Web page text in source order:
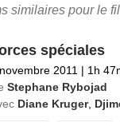
similaires pour le
spéciales
2011 | 1h
Stephane Rybojad
Diane Kruger,